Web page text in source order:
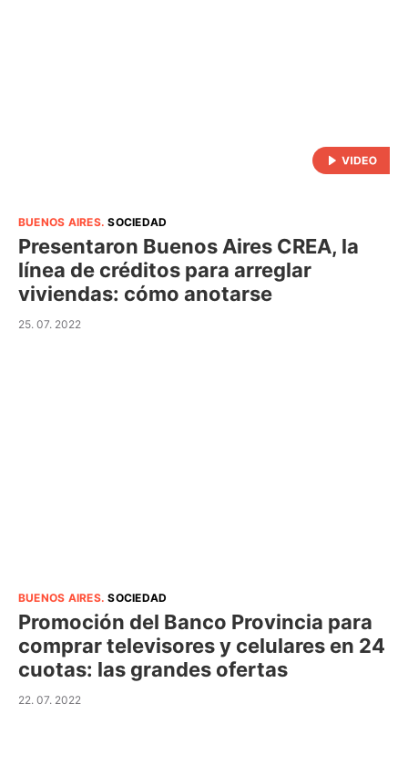
BUENOS AIRES.SOCIEDAD
Presentaron Buenos Aires CREA, la
línea de créditos para arreglar
viviendas: cómo anotarse
25. 07. 2022
BUENOS AIRES.SOCIEDAD
Promoción del Banco Provincia para
comprar televisores y celulares en 24
cuotas: las grandes ofertas
22. 07. 2022